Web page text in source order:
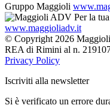
Gruppo Maggioli
Per la
www.maggioliadv.it
© Copyright 2026
REA di Rimini al n.
Privacy Policy
Iscriviti alla newsletter
Si è verificato un errore